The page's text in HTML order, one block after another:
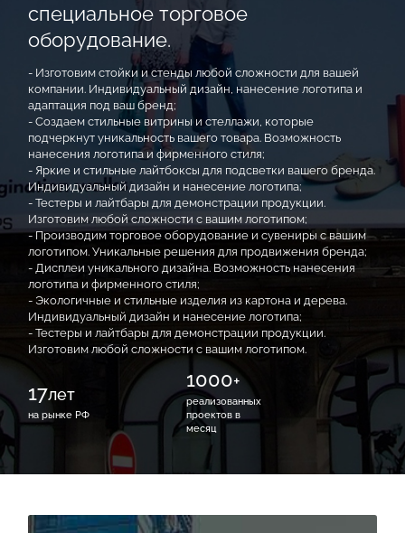
специальное торговое
оборудование.
- Изготовим стойки и стенды любой сложности для вашей
компании. Индивидуальный дизайн, нанесение логотипа и
адаптация под ваш бренд;
- Создаем стильные витрины и стеллажи, которые
подчеркнут уникальность вашего товара. Возможность
нанесения логотипа и фирменного стиля;
- Яркие и стильные лайтбоксы для подсветки вашего бренда.
Индивидуальный дизайн и нанесение логотипа;
- Тестеры и лайтбары для демонстрации продукции.
Изготовим любой сложности с вашим логотипом;
- Производим торговое оборудование и сувениры с вашим
логотипом. Уникальные решения для продвижения бренда;
- Дисплеи уникального дизайна. Возможность нанесения
логотипа и фирменного стиля;
- Экологичные и стильные изделия из картона и дерева.
Индивидуальный дизайн и нанесение логотипа;
- Тестеры и лайтбары для демонстрации продукции.
Изготовим любой сложности с вашим логотипом.
17лет
на рынке РФ
1000+
реализованных
проектов в
месяц